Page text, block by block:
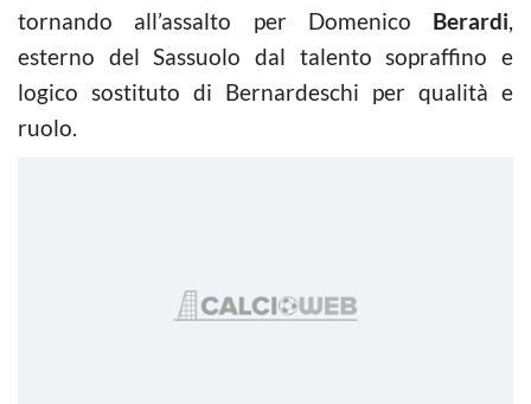
tornando all’assalto per Domenico Berardi,
esterno del Sassuolo dal talento sopraffino e
logico sostituto di Bernardeschi per qualità e
ruolo.